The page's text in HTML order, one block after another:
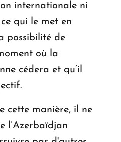
internationale ni
qui le met en
possibilité de
où la
cédera et qu’il
cette manière, il ne
l’Azerbaïdjan